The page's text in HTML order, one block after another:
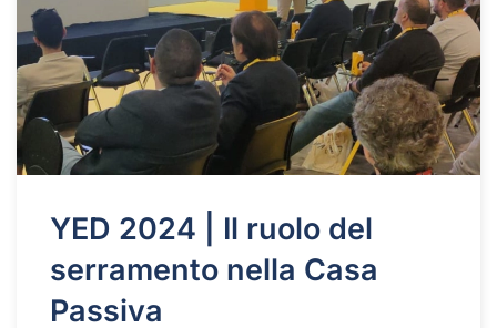
YED 2024 | Il ruolo del
serramento nella Casa
Passiva